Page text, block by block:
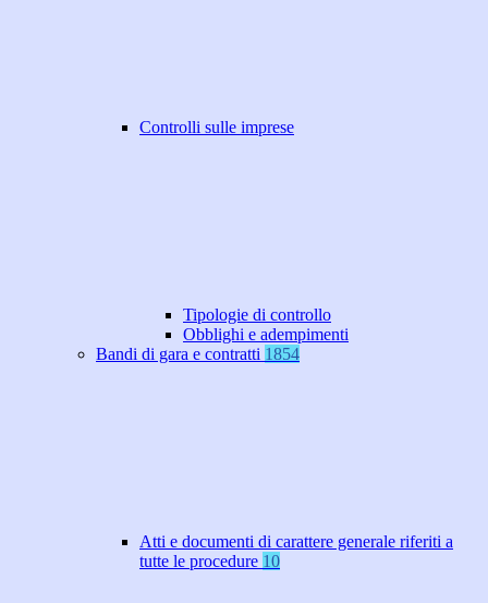
Controlli sulle imprese
Tipologie di controllo
Obblighi e adempimenti
Bandi di gara e contratti 1854
Atti e documenti di carattere generale riferiti a
tutte le procedure 10